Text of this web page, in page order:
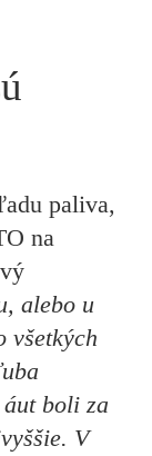
paliva,
na
alebo u
všetkých
boli za
V